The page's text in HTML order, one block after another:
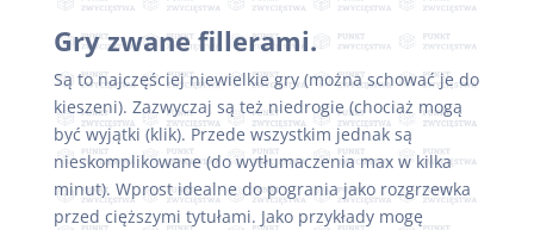
Gry zwane fillerami.
Są to najczęściej niewielkie gry (można schować je do
kieszeni). Zazwyczaj są też niedrogie (chociaż mogą
być wyjątki (klik). Przede wszystkim jednak są
nieskomplikowane (do wytłumaczenia max w kilka
minut). Wprost idealne do pogrania jako rozgrzewka
przed cięższymi tytułami. Jako przykłady mogę